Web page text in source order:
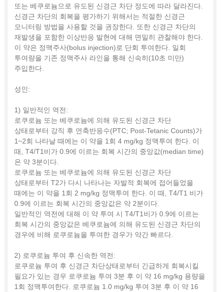
또는 베쿠로늄으로 유도된 신경근 차단 정도에 따라 달라진다.
신경근 차단의 회복을 평가하기 위해서는 적절한 신경근
모니터링 방법을 사용할 것을 권장한다. 또한 신경근 차단의
재발생을 포함한 이상반응 발현에 대해 면밀히 관찰해야 한다.
이 약은 정맥주사(bolus injection)로 단회 투여한다. 일회
투여량을 기존 정맥주사 라인을 통해 신속히(10초 미만)
주입한다.
성인:
1) 일반적인 역전:
로쿠로늄 또는 베쿠로늄에 의해 유도된 신경근 차단
상태로부터 강직 후 연축반응수(PTC; Post-Tetanic Counts)가
1~2회 나타날 때에는 이 약을 1회 4 mg/kg 정맥투여 한다. 이
때, T4/T1비가 0.9에 이르는 회복 시간의 중앙값(median time)
은 약 3분이다.
로쿠로늄 또는 베쿠로늄에 의해 유도된 신경근 차단
상태로부터 T2가 다시 나타나는 자발적 회복에 접어들었을
때에는 이 약을 1회 2 mg/kg 정맥투여 한다. 이 때, T4/T1 비가
0.9에 이르는 회복 시간의 중앙값은 약 2분이다.
일반적인 역전에 대해 이 약 투여 시 T4/T1비가 0.9에 이르는
회복 시간의 중앙값은 베쿠로늄에 의해 유도된 신경근 차단의
경우에 비해 로쿠로늄을 투여한 경우가 약간 빠르다.
2) 로쿠로늄 투여 후 신속한 역전:
로쿠로늄 투여 후 신경근 차단상태로부터 긴급하게 회복시킬
필요가 있는 경우 로쿠로늄 투여 3분 후 이 약 16 mg/kg 용량을
1회 정맥투여한다. 로쿠로늄 1.0 mg/kg 투여 3분 후 이 약 16